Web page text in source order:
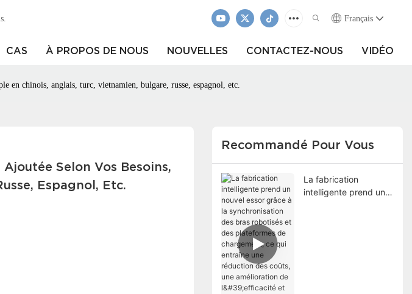
Français
CAS À PROPOS DE NOUS NOUVELLES CONTACTEZ-NOUS VIDÉO
en chinois, anglais, turc, vietnamien, bulgare, russe, espagnol, etc.
Selon Vos Besoins,
Espagnol, Etc.
Recommandé Pour Vous
La fabrication
intelligente prend un